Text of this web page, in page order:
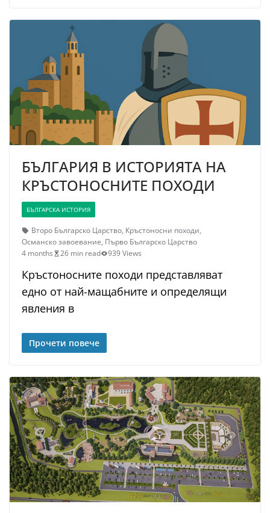
БЪЛГАРИЯ В ИСТОРИЯТА НА
КРЪСТОНОСНИТЕ ПОХОДИ
БЪЛГАРСКА ИСТОРИЯ
Второ Българско Царство, Кръстоносни походи,
Османско завоевание, Първо Българско Царство
4 months
26 min read 939 Views
Кръстоносните походи представляват
едно от най-мащабните и определящи
явления в
Прочети повече